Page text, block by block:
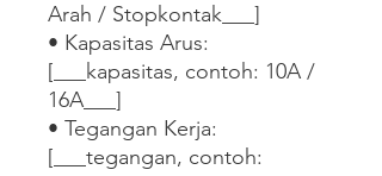
Arah / Stopkontak___]
• Kapasitas Arus:
[___kapasitas, contoh: 10A /
16A___]
• Tegangan Kerja:
[___tegangan, contoh: